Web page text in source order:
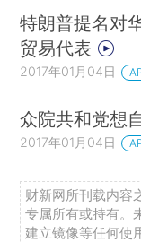
特朗普提名对
贸易代表
2017年01月04日
众院共和党想
2017年01月04日
财新网所刊载内容
专属所有或持有。
建立镜像等任何使